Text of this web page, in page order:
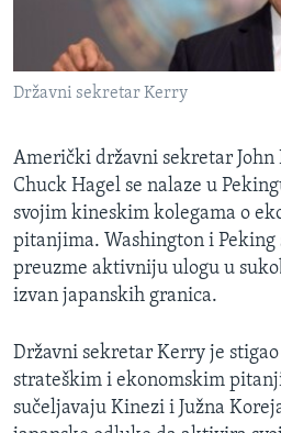
O GLASU AMERIKE
PRATITE NAS
Jezici
Državni sekretar Kerry
Američki državni sekretar
Chuck Hagel se nalaze u
svojim kineskim kolegama o
pitanjima. Washington i Peking
preuzme aktivniju ulogu u
izvan japanskih granica.
Državni sekretar Kerry je stigao
strateškim i ekonomskim
sučeljavaju Kinezi i Južna